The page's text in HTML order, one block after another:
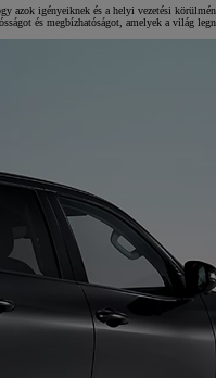
igényeiknek és a helyi vezetési
és megbízhatóságot, amelyek a világ